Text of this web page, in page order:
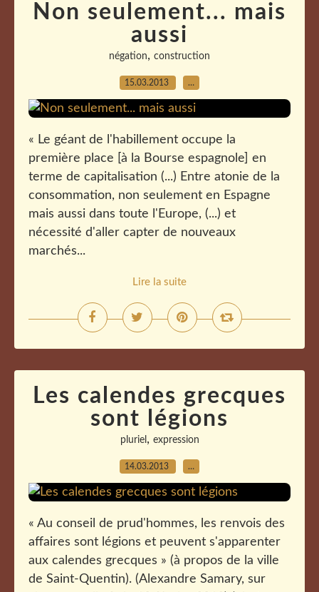
Non seulement... mais
aussi
négation, construction
15.03.2013 …
« Le géant de l'habillement occupe la
première place [à la Bourse espagnole] en
terme de capitalisation (...) Entre atonie de la
consommation, non seulement en Espagne
mais aussi dans toute l'Europe, (...) et
nécessité d'aller capter de nouveaux
marchés...
Lire la suite
Les calendes grecques
sont légions
pluriel, expression
14.03.2013 …
« Au conseil de prud'hommes, les renvois des
affaires sont légions et peuvent s'apparenter
aux calendes grecques » (à propos de la ville
de Saint-Quentin). (Alexandre Samary, sur